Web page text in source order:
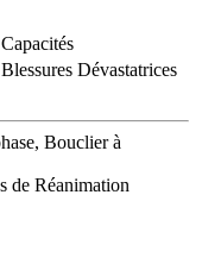
Capacités
Blessures Dévastatrices
Bouclier à
de Réanimation